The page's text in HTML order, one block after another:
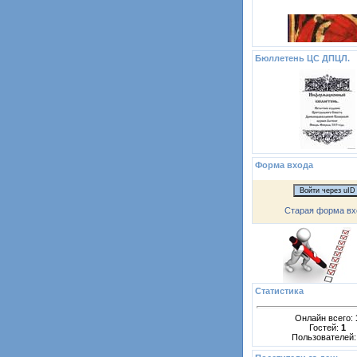
Бюллетень ЦС ДПЦЛ.
Форма входа
Войти через uID
Старая форма
Статистика
Онлайн всего:
Гостей: 1
Пользователей: